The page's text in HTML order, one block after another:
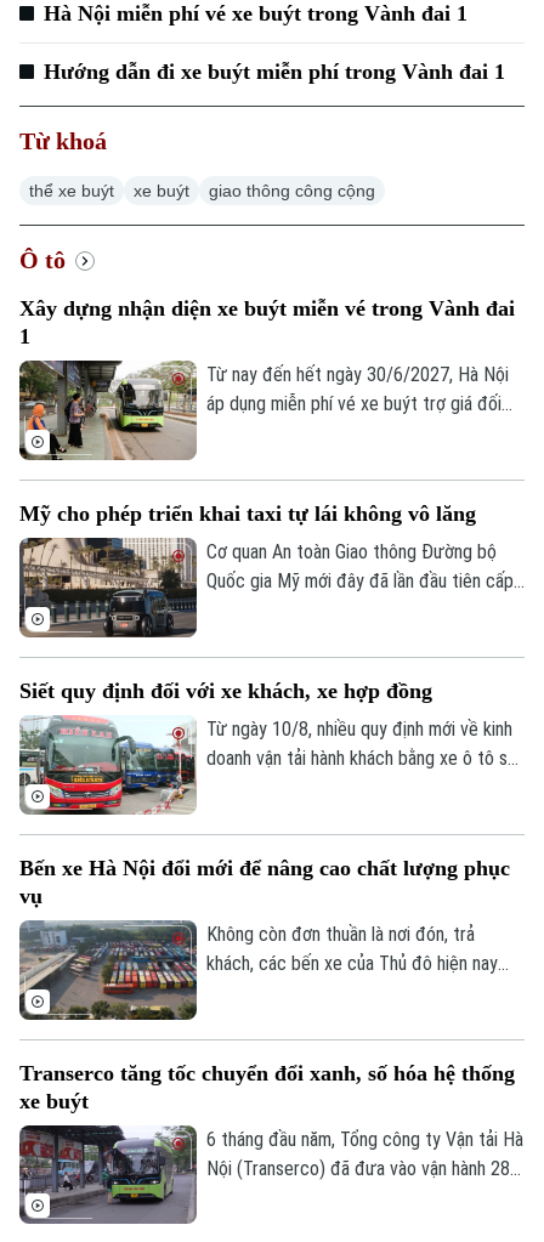
Chuyên mục
Thời sự
Hà Nội
Chính trị
Hà Nội
Nhịp sống Hà Nội
Thế giới
Hà Nội miễn phí vé xe buýt trong Vành đai 1
Hướng dẫn đi xe buýt miễn phí trong Vành đai 1
Từ khoá
thể xe buýt xe buýt giao thông công cộng
Ô tô
Xây dựng nhận diện xe buýt miễn vé trong Vành đai
1
Từ nay đến hết ngày 30/6/2027, Hà Nội
áp dụng miễn phí vé xe buýt trợ giá đối
tiện giao thông công cộng. Để triển khai
hiệu quả, Thành phố yêu cầu cần xây dựng
nhận diện với các tuyến xe buýt này.
Mỹ cho phép triển khai taxi tự lái không vô lăng
Cơ quan An toàn Giao thông Đường bộ
Quốc gia Mỹ mới đây đã lần đầu tiên cấp
lăng và các thiết bị điều khiển truyền
thống, đánh dấu bước đột phá lớn đối với
ngành công nghiệp xe tự hành tại Mỹ.
Siết quy định đối với xe khách, xe hợp đồng
Từ ngày 10/8, nhiều quy định mới về kinh
doanh vận tải hành khách bằng xe ô tô sẽ
Bến xe Hà Nội đổi mới để nâng cao chất lượng phục
vụ
Không còn đơn thuần là nơi đón, trả
khách, các bến xe của Thủ đô hiện nay
Nội an toàn, văn minh và thân thiện với
Transerco tăng tốc chuyển đổi xanh, số hóa hệ thống
xe buýt
6 tháng đầu năm, Tổng công ty Vận tải Hà
Nội (Transerco) đã đưa vào vận hành 281